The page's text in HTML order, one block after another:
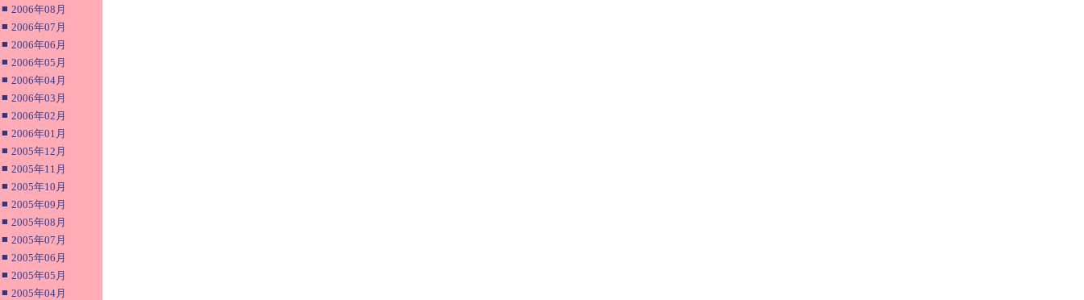
■ 2006年08月
■ 2006年07月
■ 2006年06月
■ 2006年05月
■ 2006年04月
■ 2006年03月
■ 2006年02月
■ 2006年01月
■ 2005年12月
■ 2005年11月
■ 2005年10月
■ 2005年09月
■ 2005年08月
■ 2005年07月
■ 2005年06月
■ 2005年05月
■ 2005年04月